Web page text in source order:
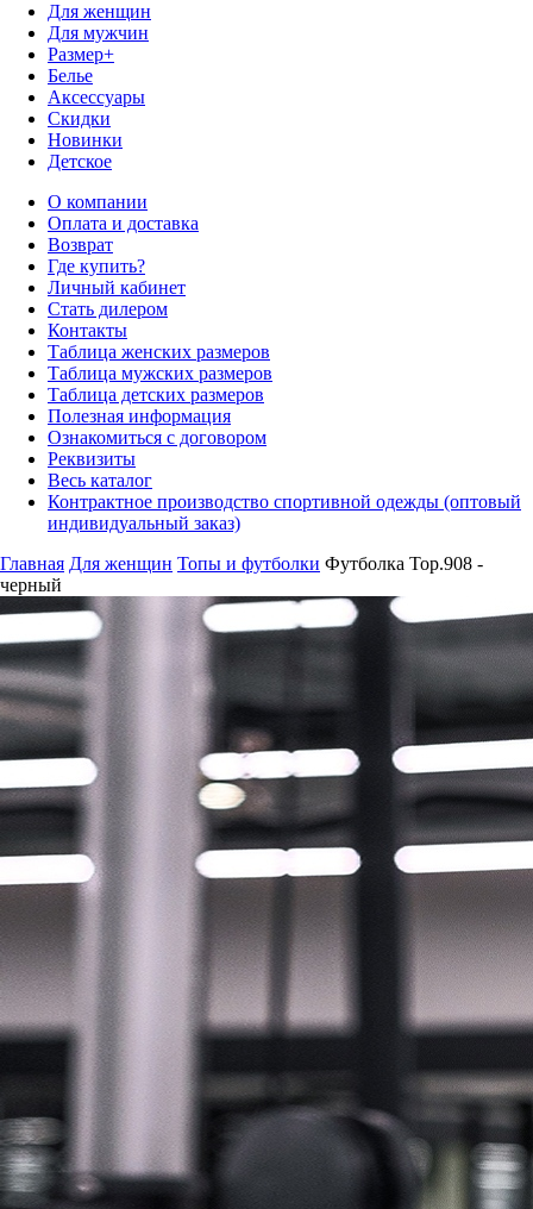
Для женщин
Для мужчин
Размер+
Белье
Аксессуары
Скидки
Новинки
Детское
О компании
Оплата и доставка
Возврат
Где купить?
Личный кабинет
Стать дилером
Контакты
Таблица женских размеров
Таблица мужских размеров
Таблица детских размеров
Полезная информация
Ознакомиться с договором
Реквизиты
Весь каталог
Контрактное производство спортивной одежды (оптовый
индивидуальный заказ)
Главная Для женщин Топы и футболки Футболка Top.908 -
черный